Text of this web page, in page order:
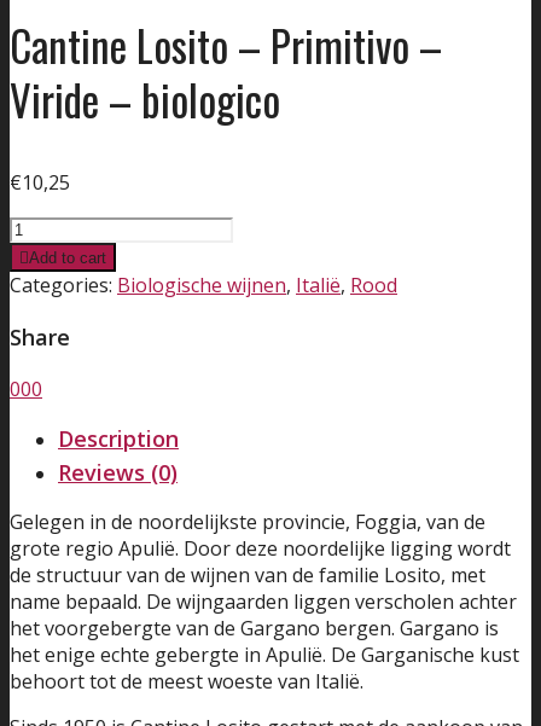
Cantine Losito – Primitivo –
Viride – biologico
€10,25
Cantine
Losito
-
–
–
quantity
Add to cart
Categories: Biologische wijnen, Italië, Rood
Share
000
Description
Reviews (0)
Gelegen in de noordelijkste provincie, Foggia, van de
grote regio Apulië. Door deze noordelijke ligging wordt
de structuur van de wijnen van de familie Losito, met
name bepaald. De wijngaarden liggen verscholen achter
het voorgebergte van de Gargano bergen. Gargano is
het enige echte gebergte in Apulië. De Garganische kust
behoort tot de meest woeste van Italië.